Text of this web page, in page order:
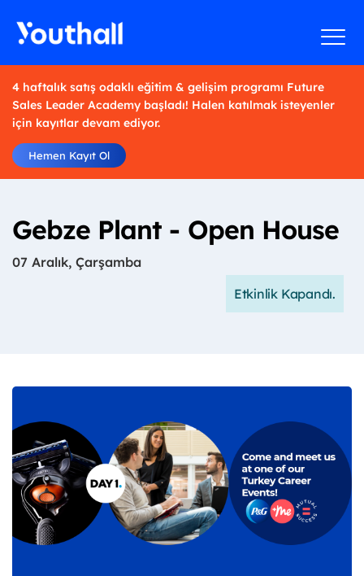
4 haftalık satış odaklı eğitim & gelişim programı Future
Sales Leader Academy başladı! Halen katılmak isteyenler
için kayıtlar devam ediyor.
Hemen Kayıt Ol
Gebze Plant - Open House
07 Aralık, Çarşamba
Etkinlik Kapandı.